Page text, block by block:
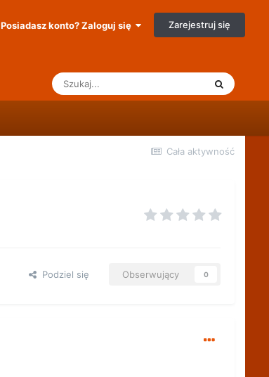
Posiadasz konto? Zaloguj się Zarejestruj się
Cała aktywność
Podziel się Obserwujący 0